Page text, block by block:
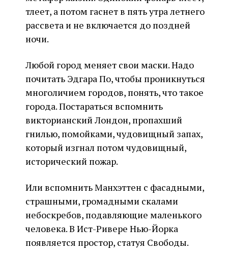
тлеет, а потом гаснет в пять утра летнего
рассвета и не включается до поздней
ночи.
Любой город меняет свои маски. Надо
почитать Эдгара По, чтобы проникнуться
многоличием городов, понять, что такое
города. Постараться вспомнить
викторианский Лондон, пропахший
гнилью, помойками, чудовищный запах,
который изгнал потом чудовищный,
исторический пожар.
Или вспомнить Манхэттен с фасадными,
страшными, громадными скалами
небоскребов, подавляющие маленького
человека. В Ист-Ривере Нью-Йорка
появляется простор, статуя Свободы.